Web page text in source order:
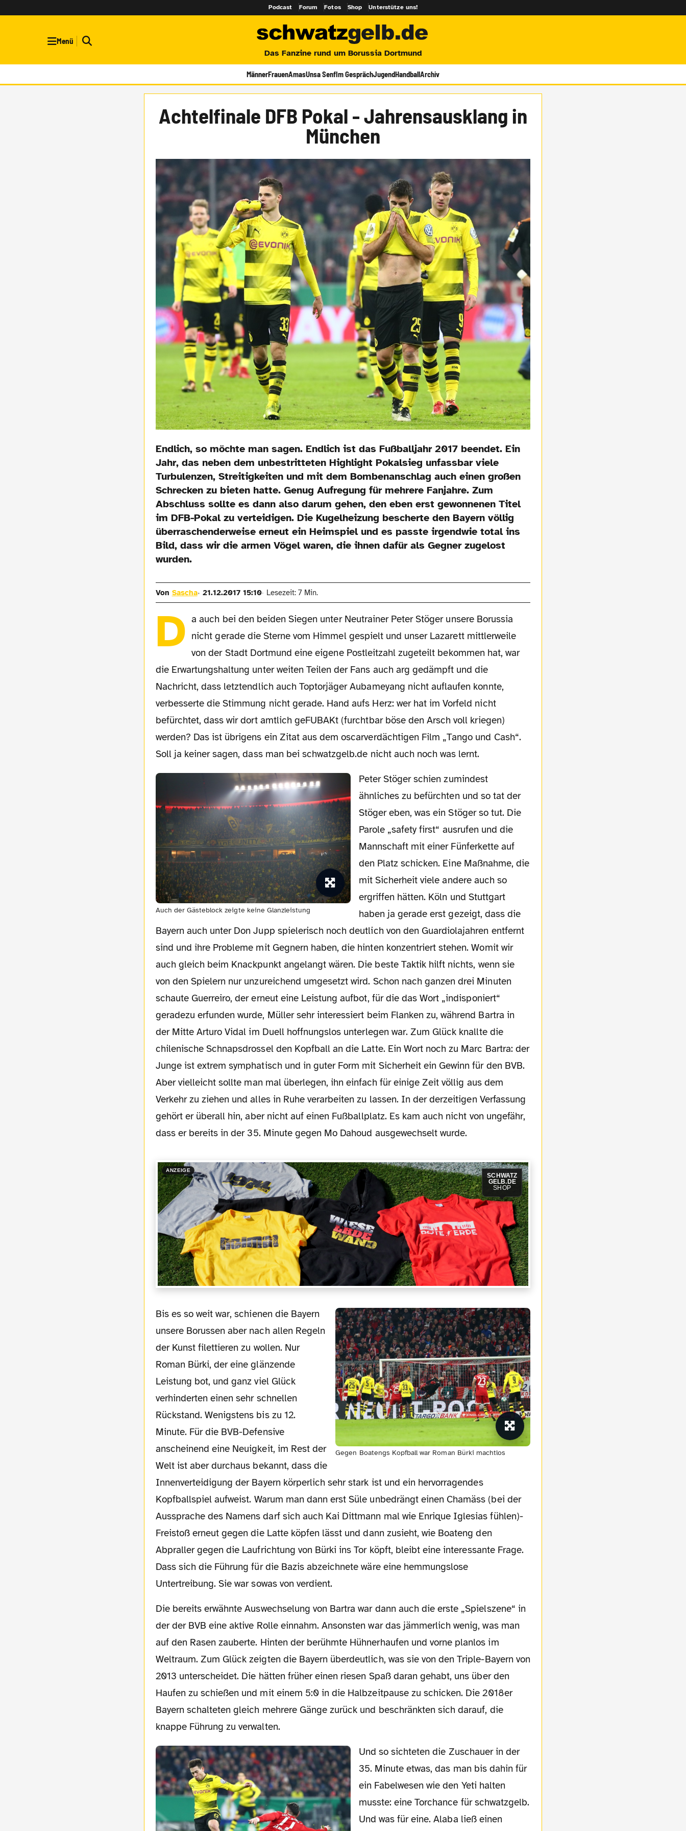
Podcast Forum Fotos Shop Unterstütze uns!
Menü
Das Fanzine rund um Borussia Dortmund
MännerFrauenAmasUnsa SenfIm GesprächJugendHandballArchiv
Achtelfinale DFB Pokal - Jahrensausklang in
München
Endlich, so möchte man sagen. Endlich ist das Fußballjahr 2017 beendet. Ein
Jahr, das neben dem unbestritteten Highlight Pokalsieg unfassbar viele
Turbulenzen, Streitigkeiten und mit dem Bombenanschlag auch einen großen
Schrecken zu bieten hatte. Genug Aufregung für mehrere Fanjahre. Zum
Abschluss sollte es dann also darum gehen, den eben erst gewonnenen Titel
im DFB-Pokal zu verteidigen. Die Kugelheizung bescherte den Bayern völlig
überraschenderweise erneut ein Heimspiel und es passte irgendwie total ins
Bild, dass wir die armen Vögel waren, die ihnen dafür als Gegner zugelost
wurden.
Von Sascha 21.12.2017 15:10 Lesezeit: 7 Min.
D a auch bei den beiden Siegen unter Neutrainer Peter Stöger unsere Borussia
nicht gerade die Sterne vom Himmel gespielt und unser Lazarett mittlerweile
von der Stadt Dortmund eine eigene Postleitzahl zugeteilt bekommen hat, war
die Erwartungshaltung unter weiten Teilen der Fans auch arg gedämpft und die
Nachricht, dass letztendlich auch Toptorjäger Aubameyang nicht auflaufen konnte,
verbesserte die Stimmung nicht gerade. Hand aufs Herz: wer hat im Vorfeld nicht
befürchtet, dass wir dort amtlich geFUBAKt (furchtbar böse den Arsch voll kriegen)
werden? Das ist übrigens ein Zitat aus dem oscarverdächtigen Film „Tango und Cash“.
Soll ja keiner sagen, dass man bei schwatzgelb.de nicht auch noch was lernt.
Auch der Gästeblock zeigte keine Glanzleistung
Peter Stöger schien zumindest
ähnliches zu befürchten und so tat der
Stöger eben, was ein Stöger so tut. Die
Parole „safety first“ ausrufen und die
Mannschaft mit einer Fünferkette auf
den Platz schicken. Eine Maßnahme, die
mit Sicherheit viele andere auch so
ergriffen hätten. Köln und Stuttgart
haben ja gerade erst gezeigt, dass die
Bayern auch unter Don Jupp spielerisch noch deutlich von den Guardiolajahren entfernt
sind und ihre Probleme mit Gegnern haben, die hinten konzentriert stehen. Womit wir
auch gleich beim Knackpunkt angelangt wären. Die beste Taktik hilft nichts, wenn sie
von den Spielern nur unzureichend umgesetzt wird. Schon nach ganzen drei Minuten
schaute Guerreiro, der erneut eine Leistung aufbot, für die das Wort „indisponiert“
geradezu erfunden wurde, Müller sehr interessiert beim Flanken zu, während Bartra in
der Mitte Arturo Vidal im Duell hoffnungslos unterlegen war. Zum Glück knallte die
chilenische Schnapsdrossel den Kopfball an die Latte. Ein Wort noch zu Marc Bartra: der
Junge ist extrem symphatisch und in guter Form mit Sicherheit ein Gewinn für den BVB.
Aber vielleicht sollte man mal überlegen, ihn einfach für einige Zeit völlig aus dem
Verkehr zu ziehen und alles in Ruhe verarbeiten zu lassen. In der derzeitigen Verfassung
gehört er überall hin, aber nicht auf einen Fußballplatz. Es kam auch nicht von ungefähr,
dass er bereits in der 35. Minute gegen Mo Dahoud ausgewechselt wurde.
ANZEIGE
SCHWATZ
GELB.DE
SHOP
Gegen Boatengs Kopfball war Roman Bürki machtlos
Bis es so weit war, schienen die Bayern
unsere Borussen aber nach allen Regeln
der Kunst filettieren zu wollen. Nur
Roman Bürki, der eine glänzende
Leistung bot, und ganz viel Glück
verhinderten einen sehr schnellen
Rückstand. Wenigstens bis zu 12.
Minute. Für die BVB-Defensive
anscheinend eine Neuigkeit, im Rest der
Welt ist aber durchaus bekannt, dass die
Innenverteidigung der Bayern körperlich sehr stark ist und ein hervorragendes
Kopfballspiel aufweist. Warum man dann erst Süle unbedrängt einen Chamäss (bei der
Aussprache des Namens darf sich auch Kai Dittmann mal wie Enrique Iglesias fühlen)-
Freistoß erneut gegen die Latte köpfen lässt und dann zusieht, wie Boateng den
Abpraller gegen die Laufrichtung von Bürki ins Tor köpft, bleibt eine interessante Frage.
Dass sich die Führung für die Bazis abzeichnete wäre eine hemmungslose
Untertreibung. Sie war sowas von verdient.
Die bereits erwähnte Auswechselung von Bartra war dann auch die erste „Spielszene“ in
der der BVB eine aktive Rolle einnahm. Ansonsten war das jämmerlich wenig, was man
auf den Rasen zauberte. Hinten der berühmte Hühnerhaufen und vorne planlos im
Weltraum. Zum Glück zeigten die Bayern überdeutlich, was sie von den Triple-Bayern von
2013 unterscheidet. Die hätten früher einen riesen Spaß daran gehabt, uns über den
Haufen zu schießen und mit einem 5:0 in die Halbzeitpause zu schicken. Die 2018er
Bayern schalteten gleich mehrere Gänge zurück und beschränkten sich darauf, die
knappe Führung zu verwalten.
Und so sichteten die Zuschauer in der
35. Minute etwas, das man bis dahin für
ein Fabelwesen wie den Yeti halten
musste: eine Torchance für schwatzgelb.
Und was für eine. Alaba ließ einen